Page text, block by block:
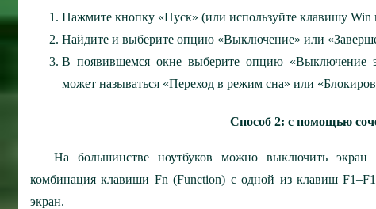
Нажмите кнопку «Пуск» (или используйте клавишу Win
Найдите и выберите опцию «Выключение» или
В появившемся окне выберите опцию «Выключение
может называться «Переход в режим сна» или
Способ 2: с помощью
На большинстве ноутбуков можно выключить
комбинация клавиши Fn (Function) с одной из клавиш
экран.